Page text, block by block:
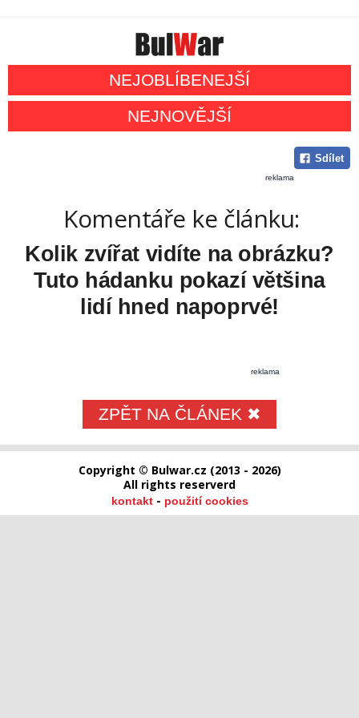
NEJOBLÍBENEJŠÍ
NEJNOVĚJŠÍ
Sdílet
reklama
Komentáře ke článku:
Kolik zvířat vidíte na obrázku?
Tuto hádanku pokazí většina
lidí hned napoprvé!
reklama
ZPĚT NA ČLÁNEK ✖
Copyright © Bulwar.cz (2013 - 2026)
All rights reserverd
kontakt- použití cookies